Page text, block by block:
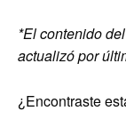
*El contenido
actualizó por
¿Encontraste